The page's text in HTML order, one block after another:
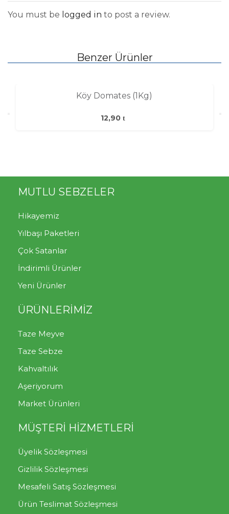
You must be logged in to post a review.
Benzer Ürünler
Köy Domates (1Kg)
12,90
MUTLU SEBZELER
Hikayemiz
Yılbaşı Paketleri
Çok Satanlar
İndirimli Ürünler
Yeni Ürünler
ÜRÜNLERİMİZ
Taze Meyve
Taze Sebze
Kahvaltılık
Aşeriyorum
Market Ürünleri
MÜŞTERİ HİZMETLERİ
Üyelik Sözleşmesi
Gizlilik Sözleşmesi
Mesafeli Satış Sözleşmesi
Ürün Teslimat Sözleşmesi